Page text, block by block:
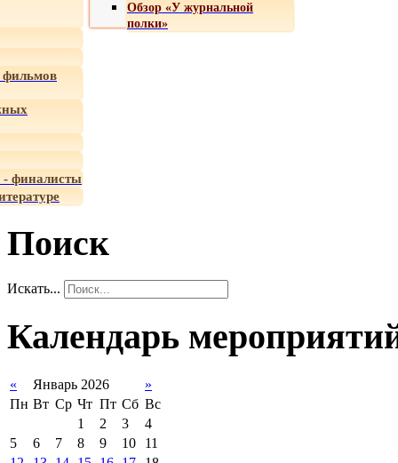
Обзор «У журнальной
полки»
- финалисты
Поиск
Искать...
Календарь
« Январь 2026
»
Пн Вт Ср Чт Пт Сб Вс
1
2 3
4
5
6 7 8 9 10
11